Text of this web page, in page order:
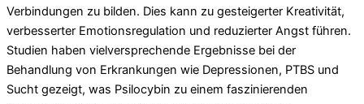
Verbindungen zu bilden. Dies kann zu gesteigerter Kreativität,
verbesserter Emotionsregulation und reduzierter Angst führen.
Studien haben vielversprechende Ergebnisse bei der
Behandlung von Erkrankungen wie Depressionen, PTBS und
Sucht gezeigt, was Psilocybin zu einem faszinierenden